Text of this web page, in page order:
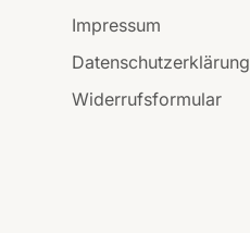
Impressum
Datenschutzerklärung
Widerrufsformular